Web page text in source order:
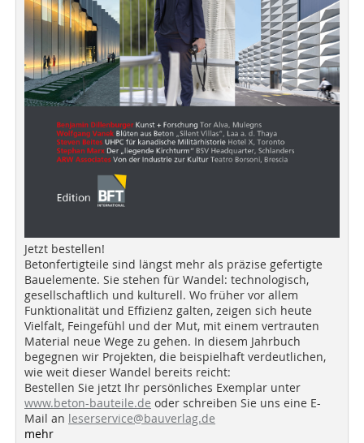
Jetzt bestellen!
Betonfertigteile sind längst mehr als präzise gefertigte
Bauelemente. Sie stehen für Wandel: technologisch,
gesellschaftlich und kulturell. Wo früher vor allem
Funktionalität und Effizienz galten, zeigen sich heute
Vielfalt, Feingefühl und der Mut, mit einem vertrauten
Material neue Wege zu gehen. In diesem Jahrbuch
begegnen wir Projekten, die beispielhaft verdeutlichen,
wie weit dieser Wandel bereits reicht:
Bestellen Sie jetzt Ihr persönliches Exemplar unter
www.beton-bauteile.de oder schreiben Sie uns eine E-
Mail an leserservice@bauverlag.de
mehr